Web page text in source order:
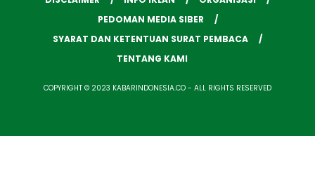
PEDOMAN MEDIA SIBER
SYARAT DAN KETENTUAN SURAT PEMBACA
TENTANG KAMI
COPYRIGHT © 2023 KABARINDONESIA.CO - ALL RIGHTS RESERVED